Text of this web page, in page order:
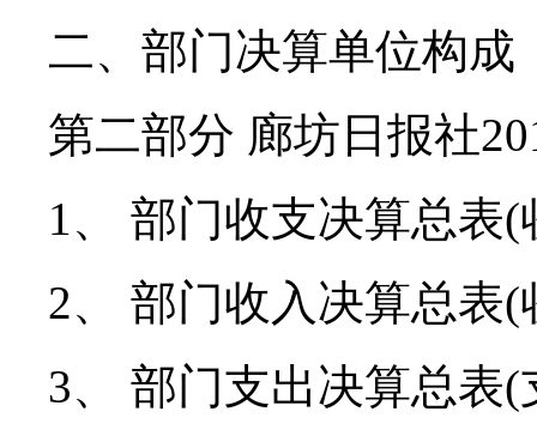
二、部门决算单位构成
第二部分 廊坊日报社
1、 部门收支决算总表
2、 部门收入决算总表
3、 部门支出决算总表